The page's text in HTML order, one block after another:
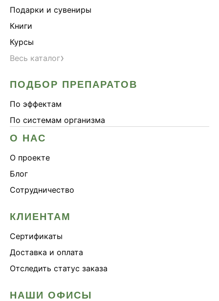
Подарки и сувениры
Книги
Курсы
Весь каталог›
ПОДБОР ПРЕПАРАТОВ
По эффектам
По системам организма
О НАС
О проекте
Блог
Сотрудничество
КЛИЕНТАМ
Сертификаты
Доставка и оплата
Отследить статус заказа
НАШИ ОФИСЫ